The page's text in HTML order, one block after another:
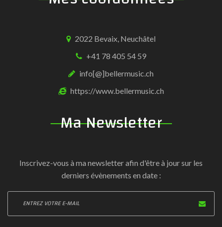
2022 Bevaix, Neuchâtel
+41 78 405 54 59
info[@]bellermusic.ch
https://www.bellermusic.ch
Ma Newsletter
Inscrivez-vous à ma newsletter afin d'être à jour sur les
derniers évènements en date :